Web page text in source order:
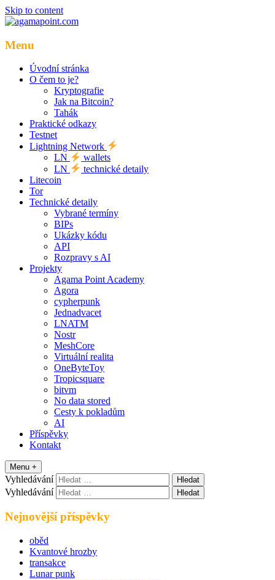
Skip to content
Menu
Úvodní stránka
O čem to je?
Kryptografie
Jak na Bitcoin?
Tahák
Praktické odkazy
Testnet
Lightning Network
LN
wallets
LN
technické detaily
Litecoin
Tor
Technické detaily
Vybrané termíny
BIPs
Ukázky kódu
API
Rozpravy s AI
Projekty
Agama Point Academy
Agora
cypherpunk
Jednadvacet
LNATM
Nostr
MeshCore
Virtuální realita
OneByteToy
Tropicsquare
bitvm
No data stored
Cesty k pokladům
AI
Příspěvky
Kontakt
Menu +
Vyhledávání
Vyhledávání
Nejnovější příspěvky
oběd
Kvantové hrozby
transakce
Lunar punk